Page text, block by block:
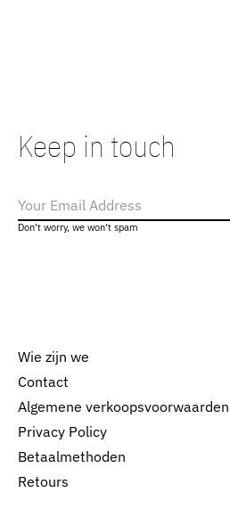
Keep in touch
Don’t worry, we won’t spam
Wie zijn we
Contact
Algemene verkoopsvoorwaarden
Privacy Policy
Betaalmethoden
Retours